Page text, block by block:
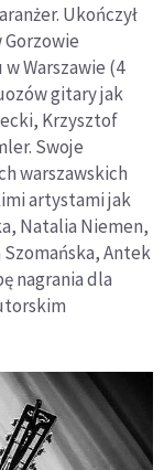
Ukończył
Gorzowie
Warszawie (4
gitary jak
Krzysztof
Swoje
warszawskich
artystami jak
Natalia Niemen,
Antek
nagrania dla